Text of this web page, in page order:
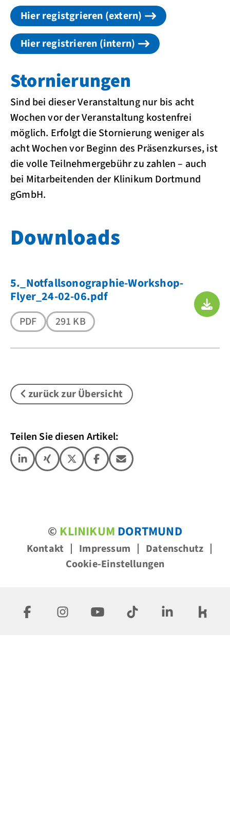
Hier registgrieren (extern)
Hier registrieren (intern)
Stornierungen
Sind bei dieser Veranstaltung nur bis acht
Wochen vor der Veranstaltung kostenfrei
möglich. Erfolgt die Stornierung weniger als
acht Wochen vor Beginn des Präsenzkurses, ist
die volle Teilnehmergebühr zu zahlen – auch
bei Mitarbeitenden der Klinikum Dortmund
gGmbH.
Downloads
5._Notfallsonographie-Workshop-
Flyer_24-02-06.pdf
PDF 291 KB
zurück zur Übersicht
Teilen Sie diesen Artikel:
© KLINIKUM DORTMUND
Kontakt Impressum
Datenschutz
Cookie-Einstellungen